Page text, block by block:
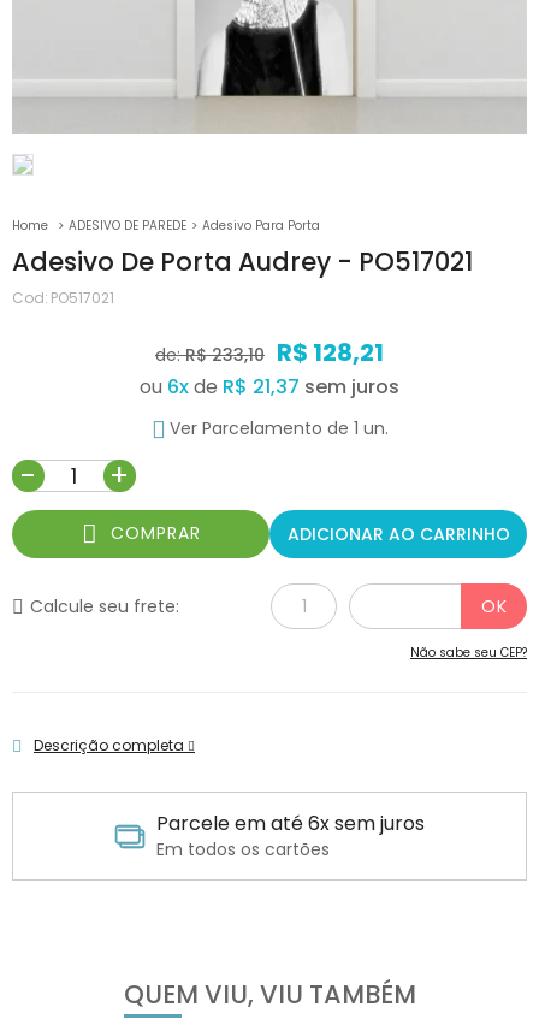
ADESIVO DE PAREDE Adesivo Para Porta
Adesivo De Porta Audrey - PO517021
Cod: PO517021
de:R$ 233,10 R$ 128,21
ou 6xde R$ 21,37
Ver Parcelamento de 1 un.
- +
COMPRAR ADICIONAR AO CARRINHO
Calcule seu frete:
Não sabe seu CEP?
Descrição completa
Parcele em até 6x sem juros
Em todos os cartões
QUEM VIU, VIU TAMBÉM